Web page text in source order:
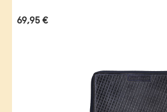
Regulärer Preis:
69,95 €